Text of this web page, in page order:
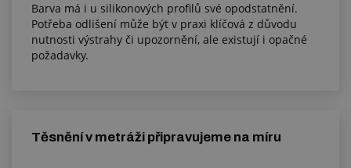
Barva má i u silikonových profilů své opodstatnění.
Potřeba odlišení může být v praxi klíčová z důvodu
nutnosti výstrahy či upozornění, ale existují i opačné
požadavky.
Těsnění v metráži připravujeme na míru